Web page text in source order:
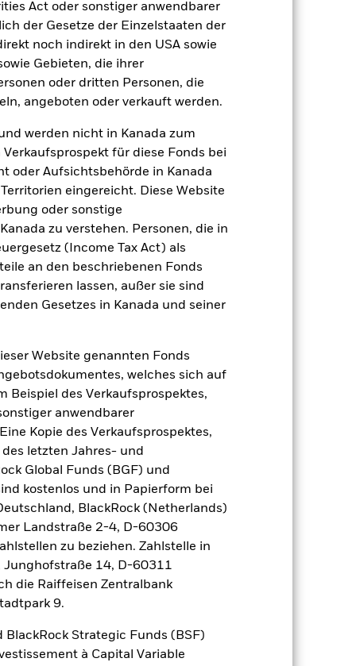
Act oder sonstiger anwendbarer
der Gesetze der Einzelstaaten der
noch indirekt in den USA sowie
Gebieten, die ihrer
oder dritten Personen, die
angeboten oder verkauft werden.
werden nicht in Kanada zum
für diese Fonds bei
oder Aufsichtsbehörde in Kanada
eingereicht. Diese Website
oder sonstige
zu verstehen. Personen, die in
(Income Tax Act) als
an den beschriebenen Fonds
lassen, außer sie sind
Gesetzes in Kanada und seiner
Website genannten Fonds
welches sich auf
Beispiel des Verkaufsprospektes,
anwendbarer
Kopie des Verkaufsprospektes,
letzten Jahres- und
Global Funds (BGF) und
kostenlos und in Papierform bei
BlackRock (Netherlands)
Landstraße 2-4, D-60306
zu beziehen. Zahlstelle in
Junghofstraße 14, D-60311
die Raiffeisen Zentralbank
9.
BlackRock Strategic Funds (BSF)
à Capital Variable
Unterlagen
einzelnen Jahren
Verlust oder Gewinn pro Jahr in den
zu beurteilen, wie das Produkt in
1 (%)
2022 2023 2024 2025
erzielt, die nicht mehr gültig sind.
und seine Anlagepolitik.